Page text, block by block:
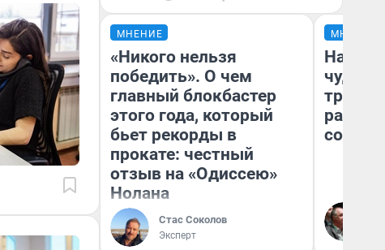
МНЕНИЕ
«Никого нельзя
победить». О чем
главный блокбастер
этого года, который
бьет рекорды в
прокате: честный
отзыв на «Одиссею»
Нолана
Стас Соколов
Эксперт
МНЕНИЕ
чудом